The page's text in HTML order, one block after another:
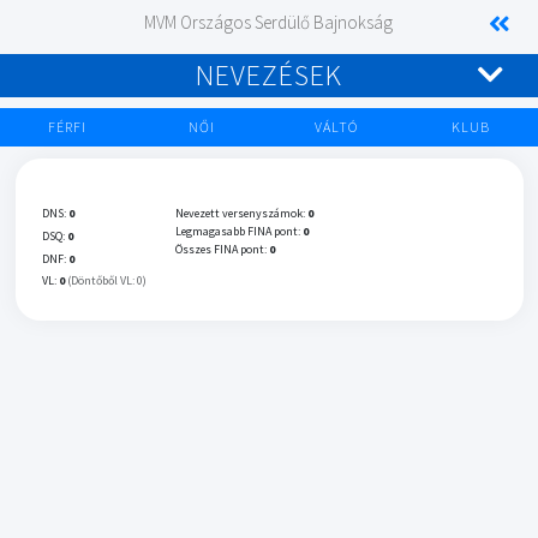
MVM Országos Serdülő Bajnokság
NEVEZÉSEK
FÉRFI NŐI VÁLTÓ KLUB
DNS: 0
DSQ: 0
DNF: 0
VL: 0 (Döntőből VL: 0)
Nevezett versenyszámok: 0
Legmagasabb FINA pont: 0
Összes FINA pont: 0